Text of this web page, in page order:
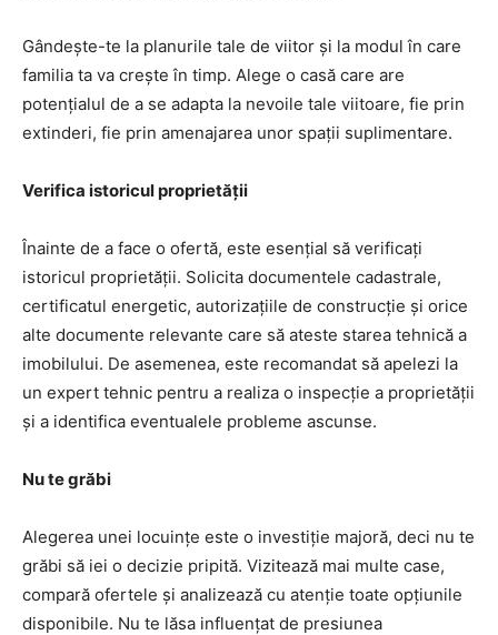
Gândește-te la planurile tale de viitor și la modul în care
familia ta va crește în timp. Alege o casă care are
potențialul de a se adapta la nevoile tale viitoare, fie prin
extinderi, fie prin amenajarea unor spații suplimentare.
Verifica istoricul proprietății
Înainte de a face o ofertă, este esențial să verificați
istoricul proprietății. Solicita documentele cadastrale,
certificatul energetic, autorizațiile de construcție și orice
alte documente relevante care să ateste starea tehnică a
imobilului. De asemenea, este recomandat să apelezi la
un expert tehnic pentru a realiza o inspecție a proprietății
și a identifica eventualele probleme ascunse.
Nu te grăbi
Alegerea unei locuințe este o investiție majoră, deci nu te
grăbi să iei o decizie pripită. Vizitează mai multe case,
compară ofertele și analizează cu atenție toate opțiunile
disponibile. Nu te lăsa influențat de presiunea